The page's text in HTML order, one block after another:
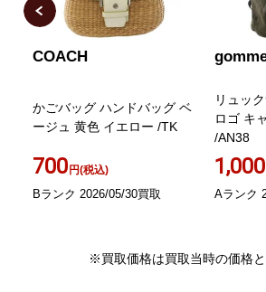
COACH
かごバッグ ハンドバッグ ベ
ージュ 黄色 イエロー /TK
700円(税込)
Bランク 2026/05/30買取
リュッ
ロゴ キ
/AN38
1,000
Aランク
※買取価格は買取当時の価格